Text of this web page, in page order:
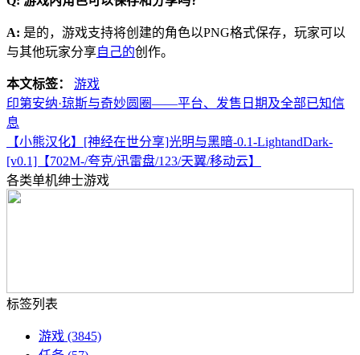
A: 是的，游戏支持将创建的角色以PNG格式保存，玩家可以
与其他玩家分享自己的创作。
本文标签：
游戏
印第安纳·琼斯与奇妙圆圈——平台、发售日期及全部已知信
息
【小熊汉化】[神经在世分享]光明与黑暗-0.1-LightandDark-
[v0.1]【702M-/夸克/迅雷盘/123/天翼/移动云】
各类单机绅士游戏
标签列表
游戏 (3845)